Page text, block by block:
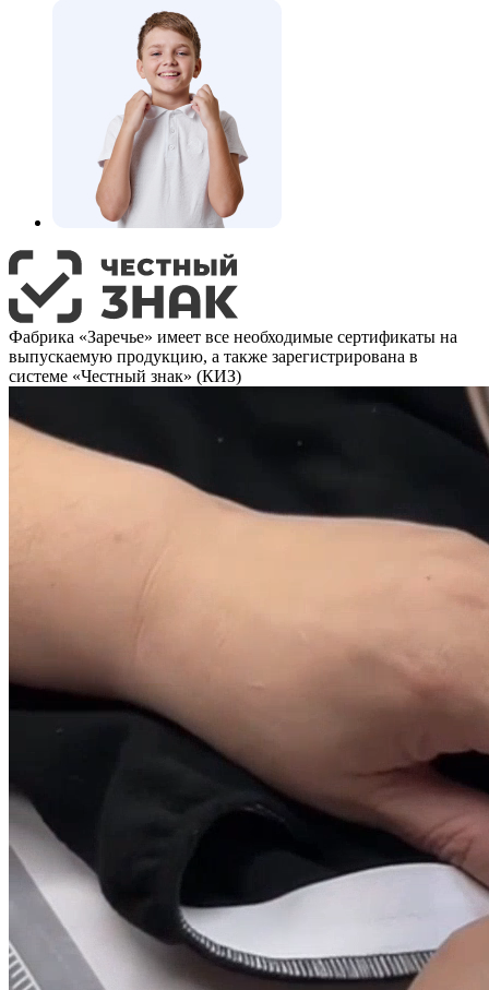
Фабрика «Заречье» имеет все необходимые сертификаты на
выпускаемую продукцию, а также зарегистрирована в
системе «Честный знак» (КИЗ)